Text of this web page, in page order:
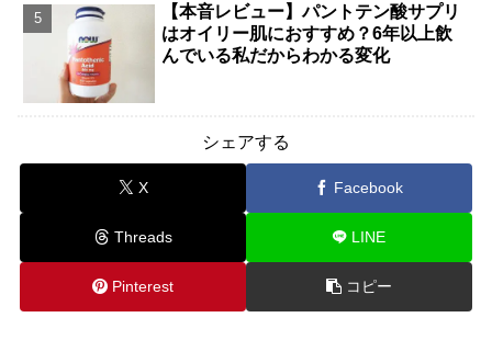
【本音レビュー】パントテン酸サプリ
はオイリー肌におすすめ？6年以上飲
んでいる私だからわかる変化
シェアする
X Facebook
Threads LINE
Pinterest コピー